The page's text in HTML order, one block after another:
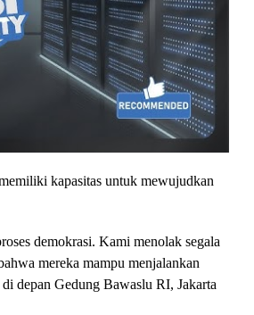
kapasitas untuk mewujudkan
demokrasi. Kami menolak segala
mereka mampu menjalankan
depan Gedung Bawaslu RI, Jakarta